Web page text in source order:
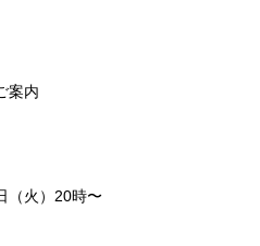
案内
（火）20時〜